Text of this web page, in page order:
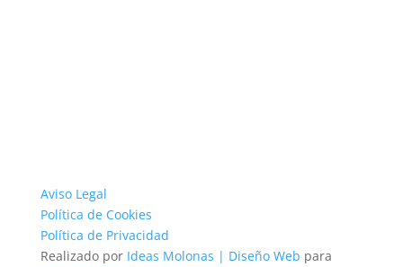
Aviso Legal
Política de Cookies
Política de Privacidad
Realizado por Ideas Molonas | Diseño Web para